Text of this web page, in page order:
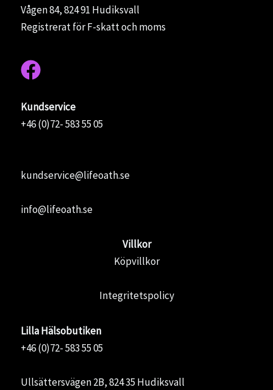
Vågen 84, 824 91 Hudiksvall
Registrerat för F-skatt och moms
Kundservice
+46 (0)72- 583 55 05
kundservice@lifeoath.se
info@lifeoath.se
Villkor
Köpvillkor
Integritetspolicy
Lilla Hälsobutiken
+46 (0)72- 583 55 05
Ullsättersvägen 2B, 824 35 Hudiksvall